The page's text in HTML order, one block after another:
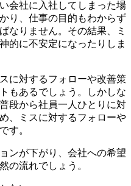
会社に入社してしまった場
り、仕事の目的もわからず
なりません。その結果、ミ
的に不安定になったりしま
に対するフォローや改善策
もあるでしょう。しかしな
段から社員一人ひとりに対
、ミスに対するフォローや
す。
ンが下がり、会社への希望
の流れでしょう。